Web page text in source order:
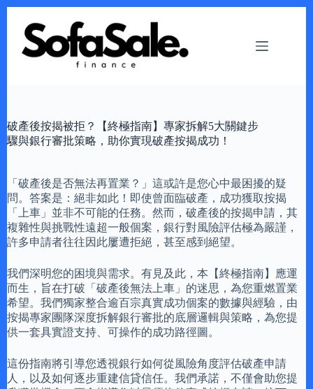
content
破產後按揭被拒？【終極指南】專家拆解5大關鍵步
驟與銀行審批策略，助你實現破產按揭成功！
「破產後是否無法再置業？」這或許是您心中最困擾的疑
問。答案是：絕非如此！即使曾面臨破產，成功獲取按揭
「上車」並非不可能的任務。然而，破產後的按揭申請，其
複雜性與挑戰性遠超一般個案，銀行對風險評估極為嚴謹，
許多申請者往往因此屢遭拒絕，甚至感到絕望。
我們深明您的困境與需求。有見及此，本【終極指南】應運
而生，旨在打破「破產後無法上車」的迷思，為您重燃置業
希望。我們獨家整合逾百宗真實成功個案的數據與經驗，由
按揭專家團隊深度拆解銀行審批的底層邏輯與策略，為您提
供一套具實證支持、可操作的成功路徑圖。
這份指南將引導您透視銀行如何從風險角度評估破產申請
人，以及如何逐步重建信貸信任。我們承諾，不僅會助您提